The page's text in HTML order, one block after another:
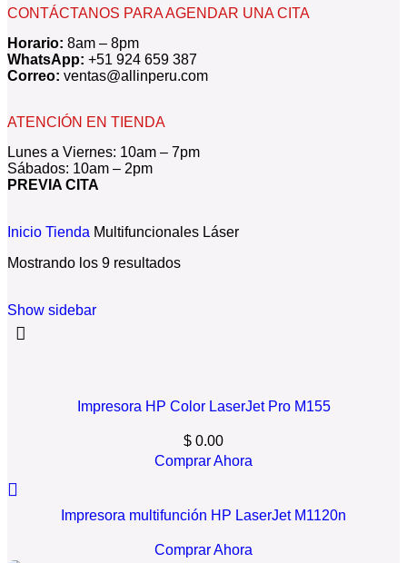
CONTÁCTANOS PARA AGENDAR UNA CITA
Horario: 8am – 8pm
WhatsApp: +51 924 659 387
Correo: ventas@allinperu.com
ATENCIÓN EN TIENDA
Lunes a Viernes: 10am – 7pm
Sábados: 10am – 2pm
PREVIA CITA
Inicio Tienda Multifuncionales Láser
Mostrando los 9 resultados
Show sidebar
Impresora HP Color LaserJet Pro M155
$ 0.00
Comprar Ahora
Impresora multifunción HP LaserJet M1120n
Comprar Ahora